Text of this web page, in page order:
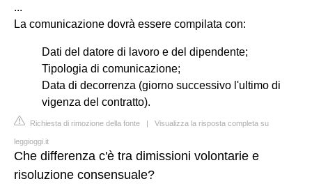
...
La comunicazione dovrà essere compilata con:
Dati del datore di lavoro e del dipendente;
Tipologia di comunicazione;
Data di decorrenza (giorno successivo l'ultimo di
vigenza del contratto).
Richiesta di rimozione della fonte | Visualizza la risposta completa su
leggioggi.it
Che differenza c'è tra dimissioni volontarie e
risoluzione consensuale?